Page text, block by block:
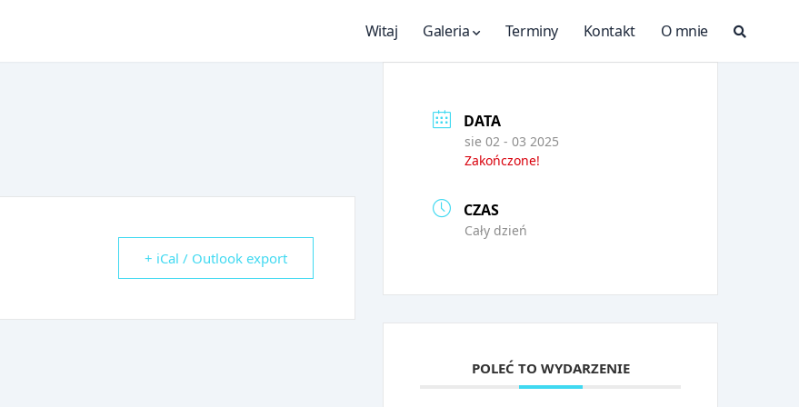
Witaj Galeria Terminy Kontakt O mnie
+ iCal / Outlook export
DATA
sie 02 - 03 2025
Zakończone!
CZAS
Cały dzień
POLEĆ TO WYDARZENIE